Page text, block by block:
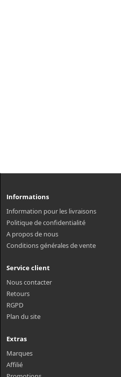
Informations
Information pour les livraisons
Politique de confidentialité
A propos de nous
Conditions générales de vente
Service client
Nous contacter
Retours
RGPD
Plan du site
Extras
Marques
Affilié